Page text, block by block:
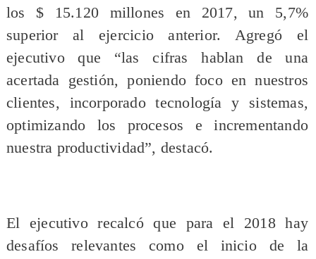
los $ 15.120 millones en 2017, un 5,7%
superior al ejercicio anterior. Agregó el
ejecutivo que “las cifras hablan de una
acertada gestión, poniendo foco en nuestros
clientes, incorporado tecnología y sistemas,
optimizando los procesos e incrementando
nuestra productividad”, destacó.
El ejecutivo recalcó que para el 2018 hay
desafíos relevantes como el inicio de la